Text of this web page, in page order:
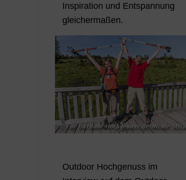
Inspiration und Entspannung
gleichermaßen.
Outdoor Hochgenuss im